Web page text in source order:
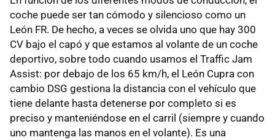
coche puede ser tan cómodo y silencioso como un
León FR. De hecho, a veces se olvida uno que hay 300
CV bajo el capó y que estamos al volante de un coche
deportivo, sobre todo cuando usamos el Traffic Jam
Assist: por debajo de los 65 km/h, el León Cupra con
cambio DSG gestiona la distancia con el vehículo que
tiene delante hasta detenerse por completo si es
preciso y manteniéndose en el carril (siempre y cuando
uno mantenga las manos en el volante). Es una